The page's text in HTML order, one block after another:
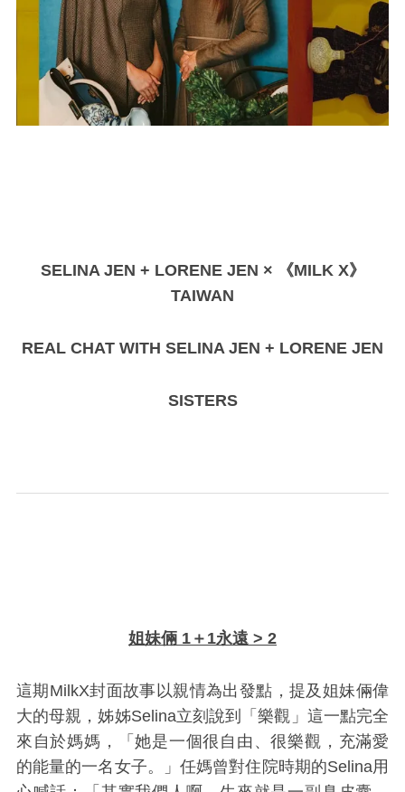
SELINA JEN + LORENE JEN × 《MILK X》
TAIWAN
REAL CHAT WITH SELINA JEN + LORENE JEN
SISTERS
姐妹倆 1＋1永遠 > 2
這期MilkX封面故事以親情為出發點，提及姐妹倆偉
大的母親，姊姊Selina立刻說到「樂觀」這一點完全
來自於媽媽，「她是一個很自由、很樂觀，充滿愛
的能量的一名女子。」任媽曾對住院時期的Selina用